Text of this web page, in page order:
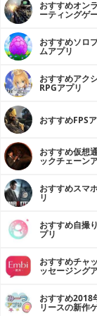
おすすめオン
ーティングゲ
おすすめソロ
ムアプリ
おすすめアク
RPGアプリ
おすすめFPS
おすすめ仮想
ックチェーン
おすすめスマ
リ
おすすめ自撮
プリ
おすすめチャ
ッセージング
おすすめ2018
リースの新作